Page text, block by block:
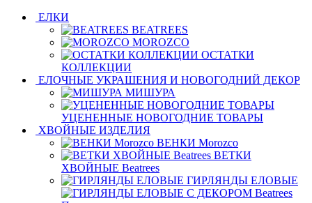
ЕЛКИ
BEATREES
MOROZCO
ОСТАТКИ
КОЛЛЕКЦИИ
ЕЛОЧНЫЕ УКРАШЕНИЯ И НОВОГОДНИЙ ДЕКОР
МИШУРА
УЦЕНЕННЫЕ НОВОГОДНИЕ ТОВАРЫ
ХВОЙНЫЕ ИЗДЕЛИЯ
ВЕНКИ Morozco
ВЕТКИ
ХВОЙНЫЕ Beatrees
ГИРЛЯНДЫ ЕЛОВЫЕ